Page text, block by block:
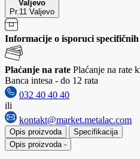
Valjevo
Pr.11 Valjevo
Informacije o isporuci
Plaćanje na rate Plaćanje na rate
Banca intesa - do 12 rata
032 40 40 40
ili
kontakt@market.metalac.com
Opis proizvoda
Specifikacija
Opis proizvoda -